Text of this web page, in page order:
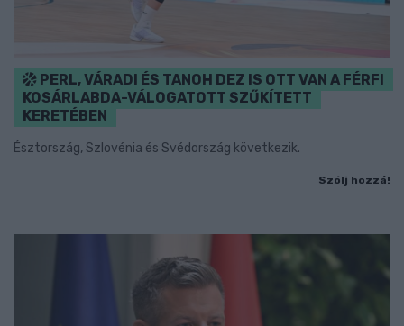
PERL, VÁRADI ÉS TANOH DEZ IS OTT VAN A FÉRFI
KOSÁRLABDA-VÁLOGATOTT SZŰKÍTETT
KERETÉBEN
Észtország, Szlovénia és Svédország következik.
Szólj hozzá!